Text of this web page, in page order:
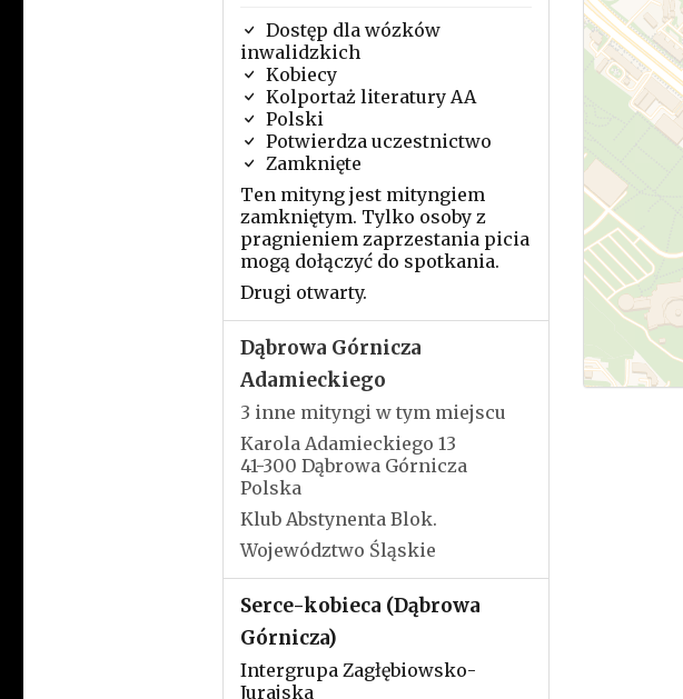
Dostęp dla wózków
inwalidzkich
Kobiecy
Kolportaż literatury AA
Polski
Potwierdza uczestnictwo
Zamknięte
Ten mityng jest mityngiem
zamkniętym. Tylko osoby z
pragnieniem zaprzestania picia
mogą dołączyć do spotkania.
Drugi otwarty.
Dąbrowa Górnicza
Adamieckiego
3 inne mityngi w tym miejscu
Karola Adamieckiego 13
41-300 Dąbrowa Górnicza
Polska
Klub Abstynenta Blok.
Województwo Śląskie
Serce-kobieca (Dąbrowa
Górnicza)
Intergrupa Zagłębiowsko-
Jurajska